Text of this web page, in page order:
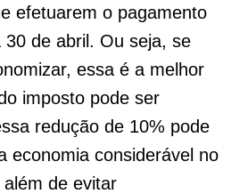
efetuarem o pagamento
de abril. Ou seja, se
essa é a melhor
imposto pode ser
redução de 10% pode
economia considerável no
de evitar